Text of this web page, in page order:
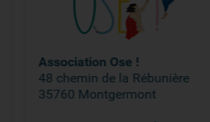
Association Ose !
48 chemin de la Rébunière
35760 Montgermont